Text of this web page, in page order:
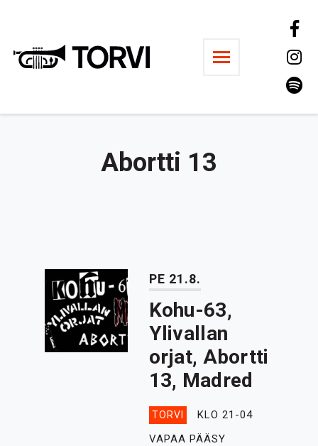
Ravintola Torvi
Abortti 13
PE 21.8.
Kohu-63,
Ylivallan
orjat, Abortti
13, Madred
TORVI
KLO 21-04
VAPAA PÄÄSY